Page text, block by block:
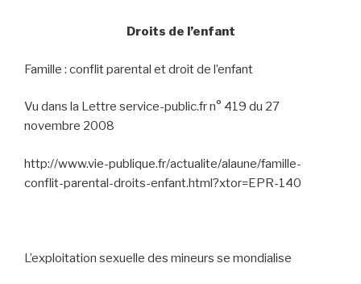
Droits de l’enfant
Famille : conflit parental et droit de l’enfant
Vu dans la Lettre service-public.fr n° 419 du 27
novembre 2008
http://www.vie-publique.fr/actualite/alaune/famille-
conflit-parental-droits-enfant.html?xtor=EPR-140
L’exploitation sexuelle des mineurs se mondialise